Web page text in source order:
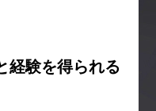
経験を得られる